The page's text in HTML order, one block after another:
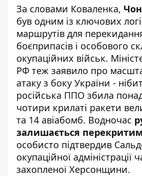
За словами Коваленка,
був одним із ключових
маршрутів для
боєприпасів і особового
окупаційних військ.
РФ теж заявило про
атаку з боку України -
російська ППО збила
чотири крилаті ракети
та 14 авіабомб. Водночас
залишається перекритим
особисто підтвердив
окупаційної адміністрації
захопленої Херсонщини.